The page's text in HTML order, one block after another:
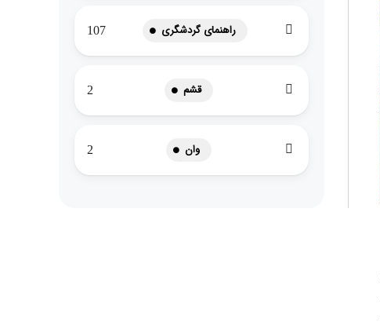
راهنمای گردشگری 107
قشم 2
وان 2